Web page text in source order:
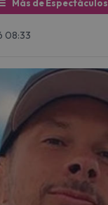
Más de Espectáculos
08:33